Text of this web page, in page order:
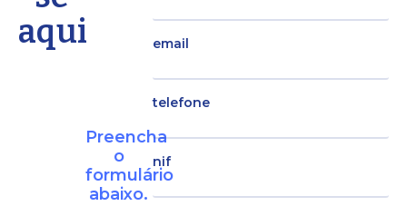
aqui
Preencha
o
formulário
abaixo.
email
telefone
nif